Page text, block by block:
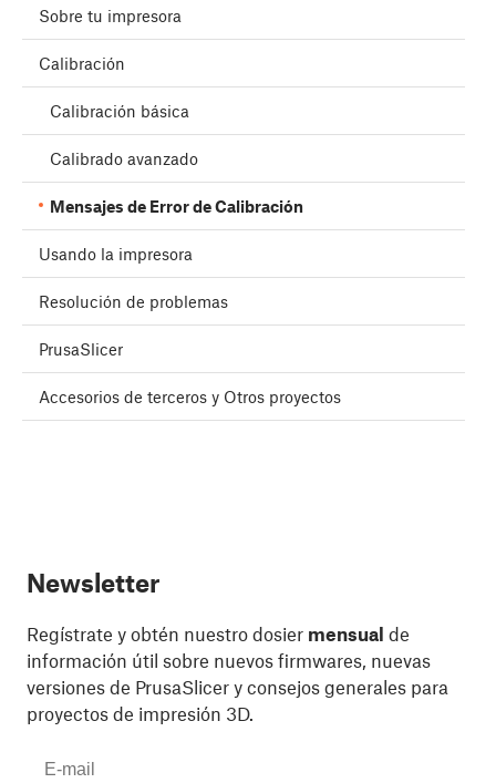
Sobre tu impresora
Calibración
Calibración básica
Calibrado avanzado
Mensajes de Error de Calibración
Usando la impresora
Resolución de problemas
PrusaSlicer
Accesorios de terceros y Otros proyectos
Newsletter
Regístrate y obtén nuestro dosier mensual de
información útil sobre nuevos firmwares, nuevas
versiones de PrusaSlicer y consejos generales para
proyectos de impresión 3D.